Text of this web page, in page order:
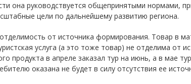
она руководствуется общепринятыми нормами,
цели по дальнейшему развитию региона.
от источника формирования. Товар в
услуга (а это тоже товар) не отделима от
продукта в апреле заказал тур на июнь, а в мае
оказана не будет в силу отсутствия ее